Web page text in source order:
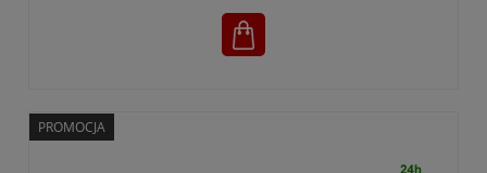
PROMOCJA